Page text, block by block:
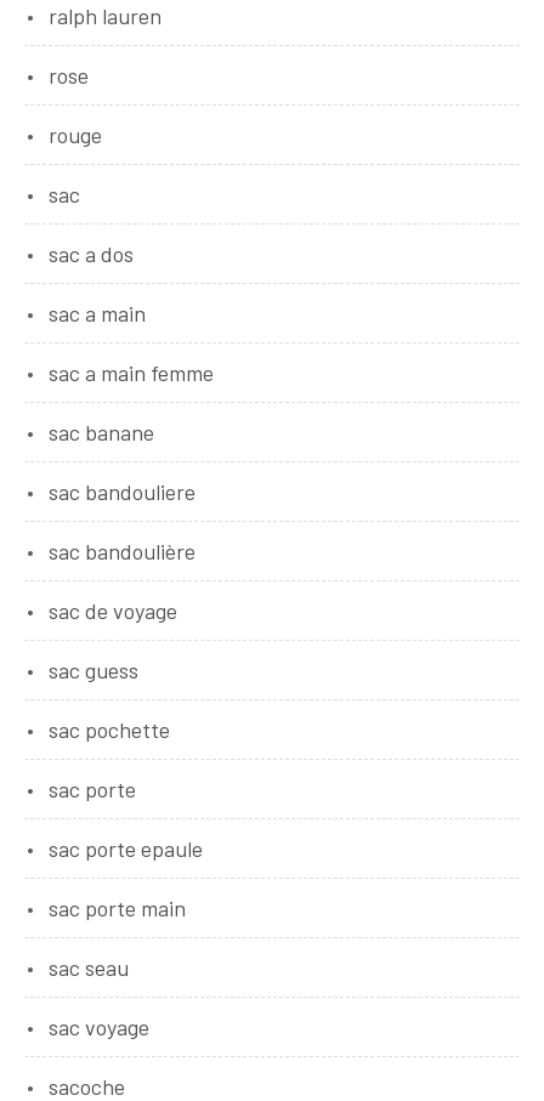
ralph lauren
rose
rouge
sac
sac a dos
sac a main
sac a main femme
sac banane
sac bandouliere
sac bandoulière
sac de voyage
sac guess
sac pochette
sac porte
sac porte epaule
sac porte main
sac seau
sac voyage
sacoche